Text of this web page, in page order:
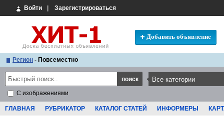
Войти Зарегистрироваться
Добавить объявление
Регион - Повсеместно
С изображениями
ГЛАВНАЯ РУБРИКАТОР КАТАЛОГ СТАТЕЙ ИНФОРМЕРЫ